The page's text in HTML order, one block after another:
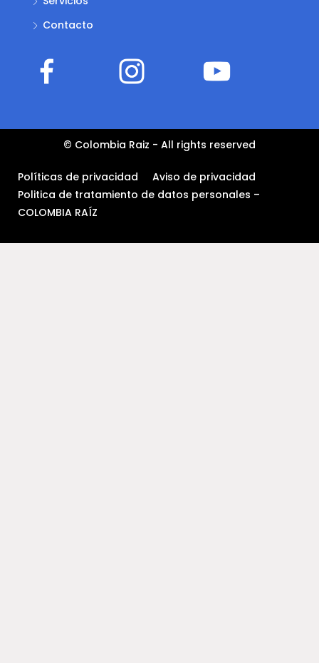
Contacto
© Colombia Raiz - All rights reserved
Políticas de privacidad
Aviso de privacidad
Politica de tratamiento de datos personales –
COLOMBIA RAÍZ